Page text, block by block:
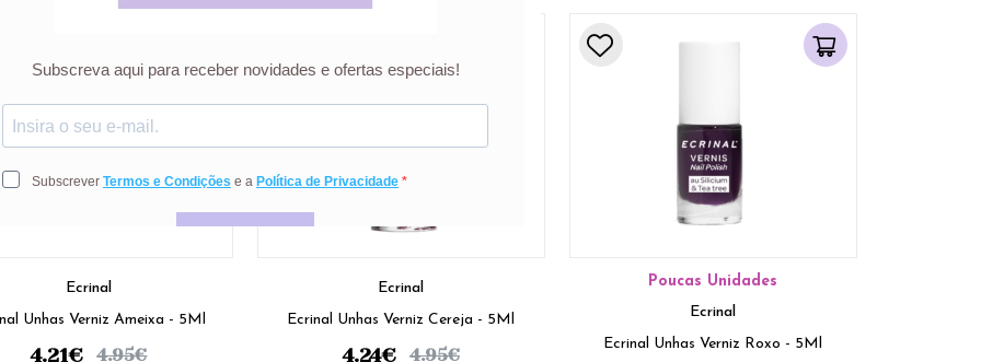
Ecrinal
Unhas Verniz Ameixa - 5Ml
4.21€ 4.95€
Ecrinal
Ecrinal Unhas Verniz Cereja - 5Ml
4.24€ 4.95€
Poucas Unidades
Ecrinal
Ecrinal Unhas Verniz Roxo - 5Ml